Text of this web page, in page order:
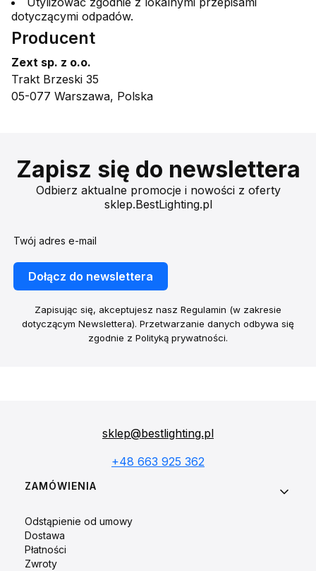
dotyczącymi odpadów.
Producent
Zext sp. z o.o.
Trakt Brzeski 35
05-077 Warszawa, Polska
Zapisz się do newslettera
Odbierz aktualne promocje i nowości z oferty
sklep.BestLighting.pl
Twój adres e-mail
Dołącz do newslettera
Zapisując się, akceptujesz nasz Regulamin (w zakresie
dotyczącym Newslettera). Przetwarzanie danych odbywa się
zgodnie z Polityką prywatności.
sklep@bestlighting.pl
+48 663 925 362
Linki w stopce
ZAMÓWIENIA
Odstąpienie od umowy
Dostawa
Płatności
Zwroty